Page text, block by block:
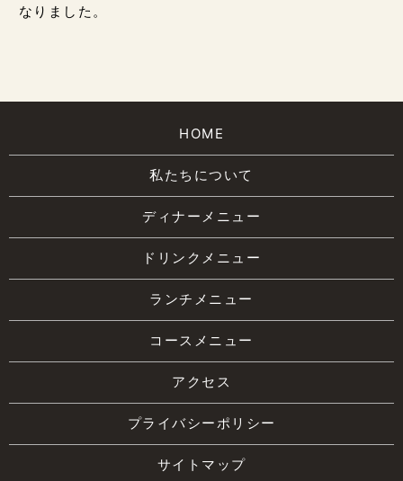
なりました。
HOME
私たちについて
ディナーメニュー
ドリンクメニュー
ランチメニュー
コースメニュー
アクセス
プライバシーポリシー
サイトマップ